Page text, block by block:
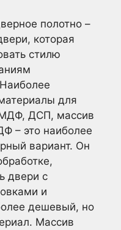
полотно –
которая
стилю
для
ДСП, массив
– это наиболее
вариант. Он
двери с
и
дешевый, но
Массив